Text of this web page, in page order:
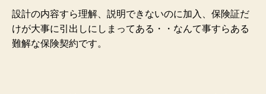
設計の内容すら理解、説明できないのに加入、保険証だ
けが大事に引出しにしまってある・・なんて事すらある
難解な保険契約です。